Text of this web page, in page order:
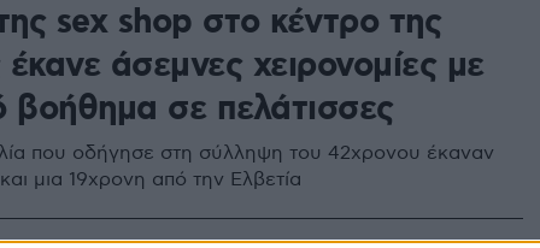
sex shop στο κέντρο της
άσεμνες χειρονομίες με
βοήθημα σε πελάτισσες
που οδήγησε στη σύλληψη του 42χρονου έκαναν
μια 19χρονη από την Ελβετία